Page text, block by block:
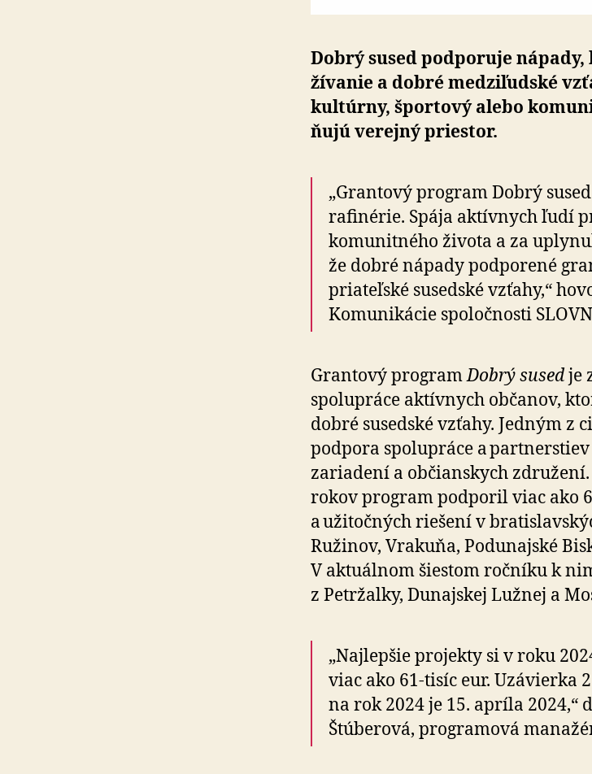
Dobrý sused podporuje
ží­vanie a dobré medzi­ľudské
kultúrny, športový alebo
ňujú verejný priestor.
„Grantový program Dobrý
rafinérie. Spája aktívnych ľudí
komunitného života a za
že dobré nápady podporené
priateľské susedské vzťahy,“
Komunikácie spoločnosti
Grantový programDobrý susedje
spolupráce aktívnych občanov,
dobré susedské vzťahy. Jedným z
podpora spolupráce a
zariadení a občianskych
rokov program podporil viac ako
a užitočných riešení v
Ružinov, Vrakuňa, Podunajské
V aktu­ál­nom šiestom ročníku k
z Petržalky, Dunajskej Lužnej a
„Najlepšie projekty si v roku
viac ako 61-tisíc eur. Uzávierka
na rok 2024 je 15. apríla 2024,“
Štúberová, programová